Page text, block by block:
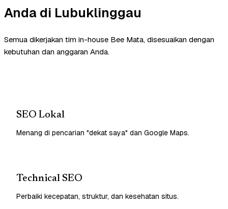
Anda di Lubuklinggau
Semua dikerjakan tim in-house Bee Mata, disesuaikan dengan
kebutuhan dan anggaran Anda.
SEO Lokal
Menang di pencarian "dekat saya" dan Google Maps.
Technical SEO
Perbaiki kecepatan, struktur, dan kesehatan situs.